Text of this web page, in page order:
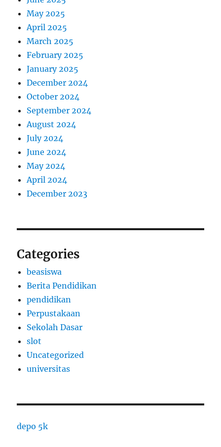
May 2025
April 2025
March 2025
February 2025
January 2025
December 2024
October 2024
September 2024
August 2024
July 2024
June 2024
May 2024
April 2024
December 2023
Categories
beasiswa
Berita Pendidikan
pendidikan
Perpustakaan
Sekolah Dasar
slot
Uncategorized
universitas
depo 5k